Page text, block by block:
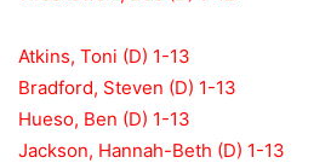
Atkins, Toni (D) 1-13
Bradford, Steven (D) 1-13
Hueso, Ben (D) 1-13
Jackson, Hannah-Beth (D) 1-13